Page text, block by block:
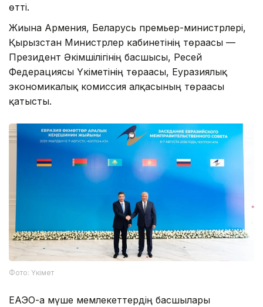
өтті.
Жиынға Армения, Беларусь премьер-министрлері,
Қырғызстан Министрлер кабинетінің төрағасы —
Президент Әкімшілігінің басшысы, Ресей
Федерациясы Үкіметінің төрағасы, Еуразиялық
экономикалық комиссия алқасының төрағасы
қатысты.
Фото: Үкімет
ЕАЭО-ға мүше мемлекеттердің басшылары